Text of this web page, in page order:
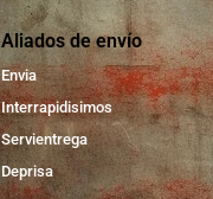
Aliados de envío
Envia
Interrapidisimos
Servientrega
Deprisa